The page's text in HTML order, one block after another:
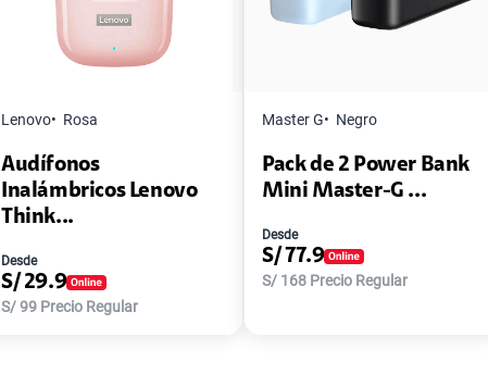
Lenovo Rosa
Audífonos
Inalámbricos Lenovo
Think...
Desde
S/ 29.9
S/99 Precio Regular
Master G Negro
Pack de 2 Power Bank
Mini Master-G ...
Desde
S/77.9
S/ 168 Precio Regular